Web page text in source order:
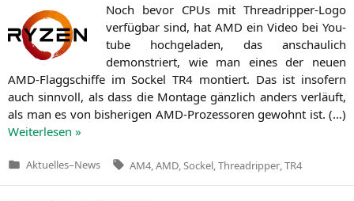
Noch bevor CPUs mit Thre­ad­rip­per-Logo
ver­füg­bar sind, hat AMD ein Video bei You­
tube hoch­ge­la­den, das anschau­lich
demons­triert, wie man eines der neu­en
AMD-Flagg­schif­fe im SockelTR4 mon­tiert. Das ist inso­fern
auch sinn­voll, als dass die Mon­ta­ge gänz­lich anders ver­läuft,
als man es von bis­he­ri­gen AMD-Pro­zes­so­ren gewohnt ist. (…)
Wei­ter­le­sen »
Veröffentlicht
Aktuelles–News Tags:
AM4 AMD Sockel Threadripper TR4